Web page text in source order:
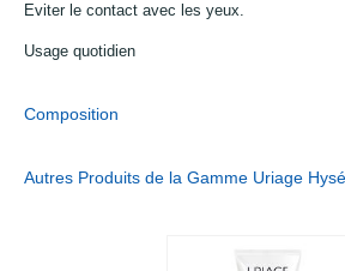
Eviter le contact avec les yeux.
Usage quotidien
Composition
Autres Produits de la Gamme Uriage